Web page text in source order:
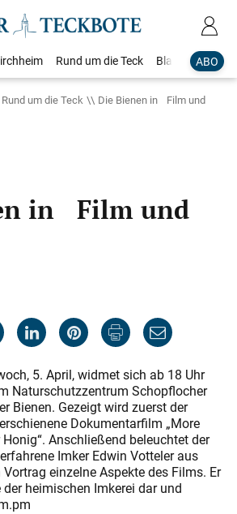
ABO
Rund um die Teck Blaulicht
Rund um die Teck
Die Bienen in Film und
in Film und
5. April, widmet sich ab 18 Uhr
Naturschutzzentrum Schopflocher
Bienen. Gezeigt wird zuerst der
Dokumentarfilm „More
Anschließend beleuchtet der
Imker Edwin Votteler aus
einzelne Aspekte des Films. Er
heimischen Imkerei dar und